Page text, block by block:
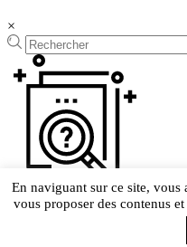
En naviguant sur ce site, vous
vous proposer des contenus
×
Laissez-nous vous aider,